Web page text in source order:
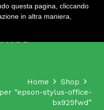
per
Home
Shop
“epson-stylus-office-
bx925fwd”
questa pagina, cliccando
in altra maniera,